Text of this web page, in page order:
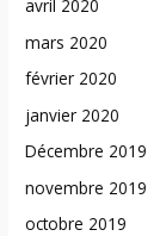
avril 2020
mars 2020
février 2020
janvier 2020
Décembre 2019
novembre 2019
octobre 2019